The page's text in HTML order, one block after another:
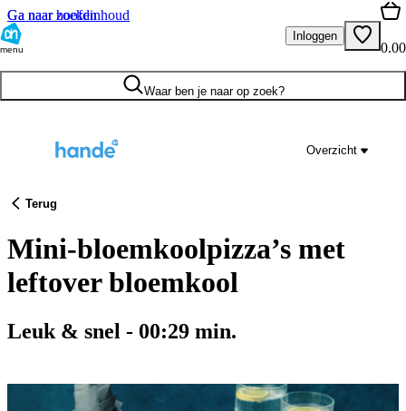
Ga naar hoofdinhoud
Ga naar zoeken
menu
Inloggen
0.00
Waar ben je naar op zoek?
Overzicht
Terug
Mini-bloemkoolpizza’s met
leftover bloemkool
Leuk & snel - 00:29 min.